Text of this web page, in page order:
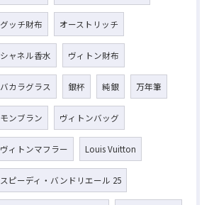
グッチ財布 オーストリッチ
シャネル香水 ヴィトン財布
バカラグラス 銀杯 純銀 万年筆
モンブラン ヴィトンバッグ
ヴィトンマフラー Louis Vuitton
スピーディ・バンドリエール 25